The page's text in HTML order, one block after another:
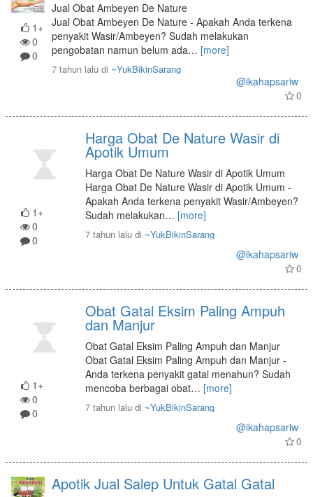
1+
0
0
Jual Obat Ambeyen De Nature
Jual Obat Ambeyen De Nature - Apakah Anda terkena
penyakit Wasir/Ambeyen? Sudah melakukan
pengobatan namun belum ada… [more]
7 tahun lalu di ~YukBikinSarang
@ikahapsariw
0
1+
0
0
Harga Obat De Nature Wasir di
Apotik Umum
Harga Obat De Nature Wasir di Apotik Umum
Harga Obat De Nature Wasir di Apotik Umum -
Apakah Anda terkena penyakit Wasir/Ambeyen?
Sudah melakukan… [more]
7 tahun lalu di ~YukBikinSarang
@ikahapsariw
0
1+
0
0
Obat Gatal Eksim Paling Ampuh
dan Manjur
Obat Gatal Eksim Paling Ampuh dan Manjur
Obat Gatal Eksim Paling Ampuh dan Manjur -
Anda terkena penyakit gatal menahun? Sudah
mencoba berbagai obat… [more]
7 tahun lalu di ~YukBikinSarang
@ikahapsariw
0
Apotik Jual Salep Untuk Gatal Gatal